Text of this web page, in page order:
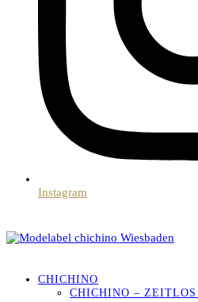
Instagram
CHICHINO
CHICHINO –